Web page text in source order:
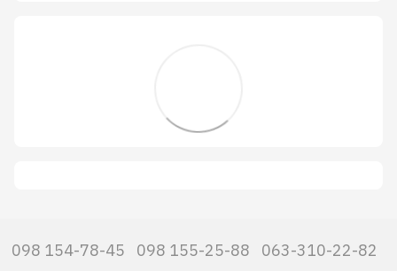
098 154-78-45 098 155-25-88
063-310-22-82